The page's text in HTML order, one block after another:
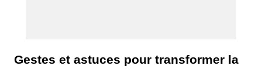
Gestes et astuces pour transformer la